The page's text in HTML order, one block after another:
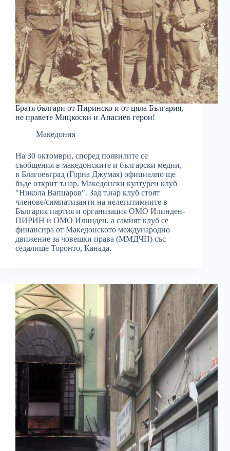
Братя българи от Пиринско и от цяла България,
не правете Мицкоски и Апасиев герои!
Македония
На 30 октомври, според появилите се
съобщения в македонските и български медии,
в Благоевград (Горна Джумая) официално ще
бъде открит т.нар. Македонски културен клуб
"Никола Вапцаров". Зад т.нар клуб стоят
членове/симпатизанти на нелегитимните в
България партия и организация ОМО Илинден-
ПИРИН и ОМО Илинден, а самият клуб се
финансира от Македонското международно
движение за човешки права (ММДЧП) със
седалище Торонто, Канада.